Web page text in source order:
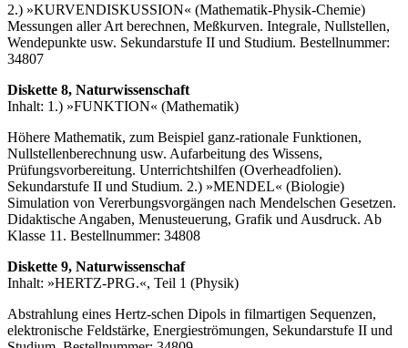
2.) »KURVENDISKUSSION« (Mathematik-Physik-Chemie)
Messungen aller Art berechnen, Meßkurven. Integrale, Nullstellen,
Wendepunkte usw. Sekundarstufe II und Studium. Bestellnummer:
34807
Diskette 8, Naturwissenschaft
Inhalt: 1.) »FUNKTION« (Mathematik)
Höhere Mathematik, zum Beispiel ganz-rationale Funktionen,
Nullstellenberechnung usw. Aufarbeitung des Wissens,
Prüfungsvorbereitung. Unterrichtshilfen (Overheadfolien).
Sekundarstufe II und Studium. 2.) »MENDEL« (Biologie)
Simulation von Vererbungsvorgängen nach Mendelschen Gesetzen.
Didaktische Angaben, Menusteuerung, Grafik und Ausdruck. Ab
Klasse 11. Bestellnummer: 34808
Diskette 9, Naturwissenschaf
Inhalt: »HERTZ-PRG.«, Teil 1 (Physik)
Abstrahlung eines Hertz-schen Dipols in filmartigen Sequenzen,
elektronische Feldstärke, Energieströmungen, Sekundarstufe II und